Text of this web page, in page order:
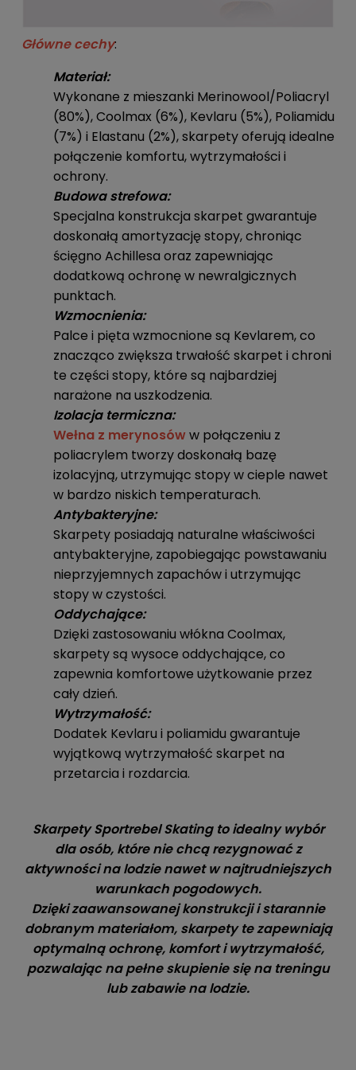
Główne cechy:
Materiał:
Wykonane z mieszanki Merinowool/Poliacryl
(80%), Coolmax (6%), Kevlaru (5%), Poliamidu
(7%) i Elastanu (2%), skarpety oferują idealne
połączenie komfortu, wytrzymałości i
ochrony.
Budowa strefowa:
Specjalna konstrukcja skarpet gwarantuje
doskonałą amortyzację stopy, chroniąc
ścięgno Achillesa oraz zapewniając
dodatkową ochronę w newralgicznych
punktach.
Wzmocnienia:
Palce i pięta wzmocnione są Kevlarem, co
znacząco zwiększa trwałość skarpet i chroni
te części stopy, które są najbardziej
narażone na uszkodzenia.
Izolacja termiczna:
Wełna z merynosóww połączeniu z
poliacrylem tworzy doskonałą bazę
izolacyjną, utrzymując stopy w cieple nawet
w bardzo niskich temperaturach.
Antybakteryjne:
Skarpety posiadają naturalne właściwości
antybakteryjne, zapobiegając powstawaniu
nieprzyjemnych zapachów i utrzymując
stopy w czystości.
Oddychające:
Dzięki zastosowaniu włókna Coolmax,
skarpety są wysoce oddychające, co
zapewnia komfortowe użytkowanie przez
cały dzień.
Wytrzymałość:
Dodatek Kevlaru i poliamidu gwarantuje
wyjątkową wytrzymałość skarpet na
przetarcia i rozdarcia.
Skarpety Sportrebel Skating to idealny wybór
dla osób, które nie chcą rezygnować z
aktywności na lodzie nawet w najtrudniejszych
warunkach pogodowych.
Dzięki zaawansowanej konstrukcji i starannie
dobranym materiałom, skarpety te zapewniają
optymalną ochronę, komfort i wytrzymałość,
pozwalając na pełne skupienie się na treningu
lub zabawie na lodzie.